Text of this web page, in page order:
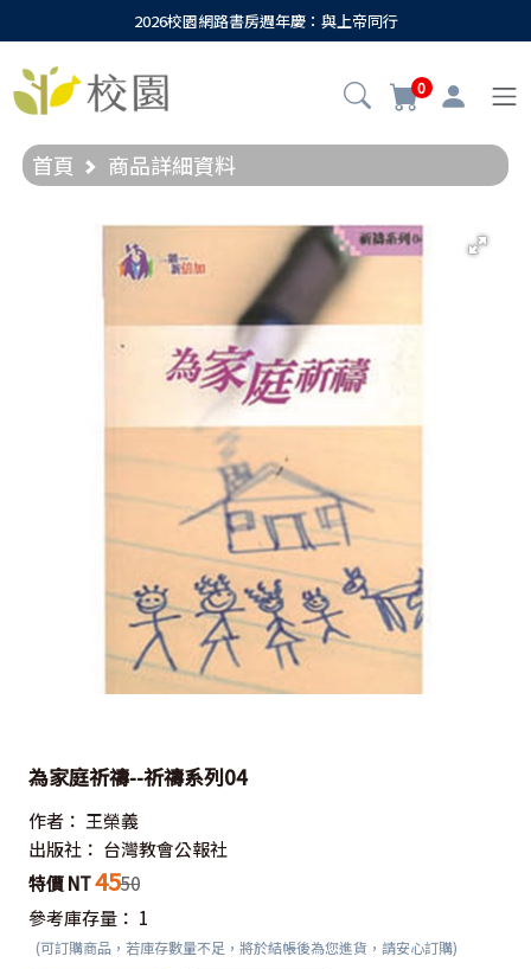
2026校園網路書房週年慶：與上帝同行
0
首頁 商品詳細資料
為家庭祈禱--祈禱系列04
作者： 王榮義
出版社： 台灣教會公報社
特價 NT4550
參考庫存量： 1
(可訂購商品，若庫存數量不足，將於結帳後為您進貨，請安心訂購)